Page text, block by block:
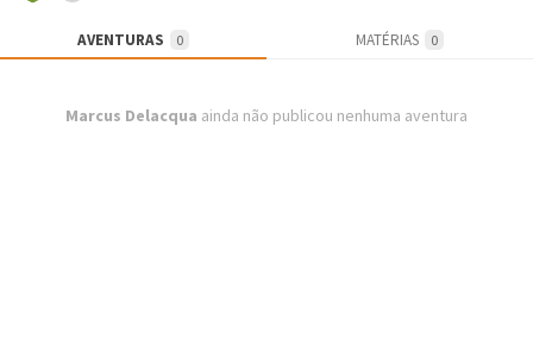
AVENTURAS 0 MATÉRIAS 0
Marcus Delacqua ainda não publicou nenhuma aventura